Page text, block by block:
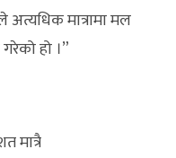
मात्रामा मल
हो ।”
मात्रै